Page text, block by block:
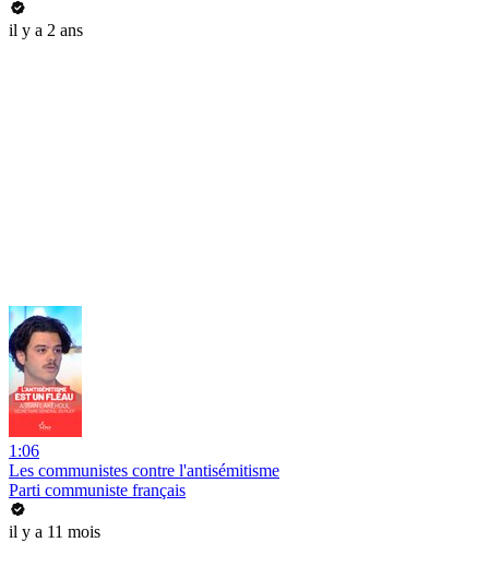
il y a 2 ans
1:06
Les communistes contre l'antisémitisme
Parti communiste français
il y a 11 mois